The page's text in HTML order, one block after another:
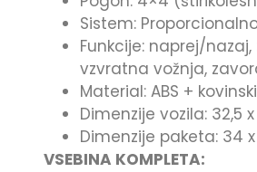
Sistem:
Funkcije: naprej/
vzvratna vožnja,
Material: ABS +
Dimenzije vozila: 32,5 x
Dimenzije paketa: 34 x
VSEBINA KOMPLETA: